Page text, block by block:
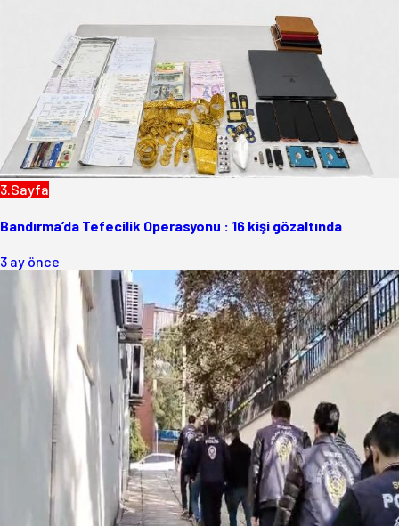
3.Sayfa
Bandırma’da Tefecilik Operasyonu : 16 kişi gözaltında
3 ay önce